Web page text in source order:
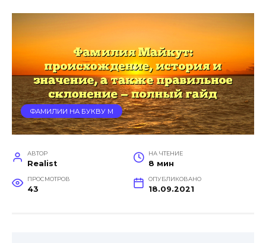
ФАМИЛИИ НА БУКВУ М
АВТОР
Realist
НА ЧТЕНИЕ
8 мин
ПРОСМОТРОВ
43
ОПУБЛИКОВАНО
18.09.2021